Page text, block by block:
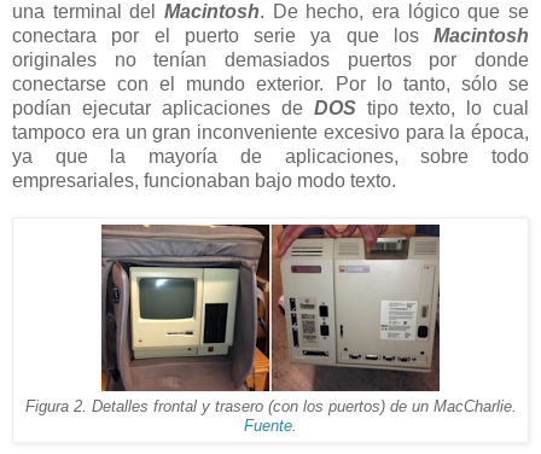
una terminal del Macintosh. De hecho, era lógico que se
conectara por el puerto serie ya que los Macintosh
originales no tenían demasiados puertos por donde
conectarse con el mundo exterior. Por lo tanto, sólo se
podían ejecutar aplicaciones de DOS tipo texto, lo cual
tampoco era un gran inconveniente excesivo para la época,
ya que la mayoría de aplicaciones, sobre todo
empresariales, funcionaban bajo modo texto.
Figura 2. Detalles frontal y trasero (con los puertos) de un MacCharlie.
Fuente.